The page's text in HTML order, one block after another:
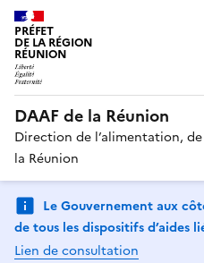
PRÉFET
DE LA RÉGION
RÉUNION
DAAF de la Réunion
Direction de l’alimentation,
la Réunion
Le Gouvernement aux
de tous les dispositifs d’aides
Lien de consultation